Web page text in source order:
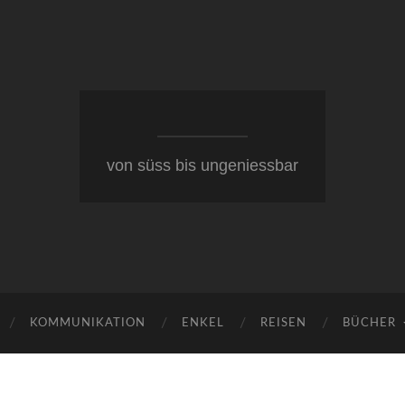
von süss bis ungeniessbar
KOMMUNIKATION ENKEL REISEN BÜCHER